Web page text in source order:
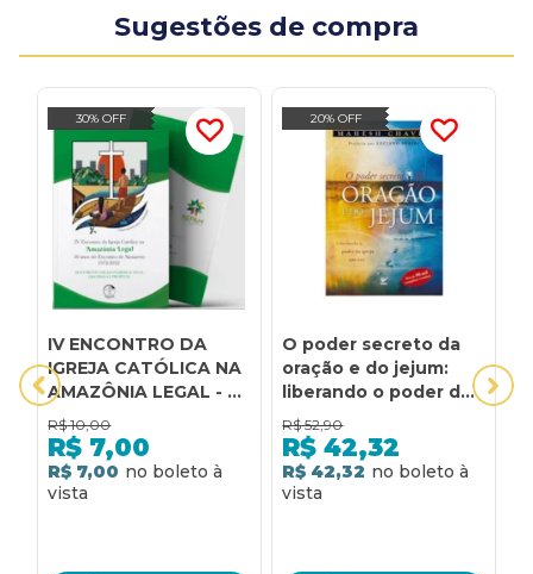
Sugestões de compra
30% OFF
IV ENCONTRO DA
IGREJA CATÓLICA NA
AMAZÔNIA LEGAL - 50
ANOS DO ENCONTRO
DE SANTARÉM 1972 -
2022
R$ 10,00
R$ 7,00
R$ 7,00
20% OFF
O poder secreto da
oração e do jejum:
liberando o poder da
igreja que ora
R$ 52,90
R$ 42,32
R$ 42,32